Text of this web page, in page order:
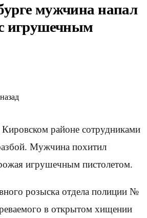
мужчина напал
игрушечным
районе сотрудниками
Мужчина похитил
игрушечным пистолетом.
розыска отдела полиции №
в открытом хищении